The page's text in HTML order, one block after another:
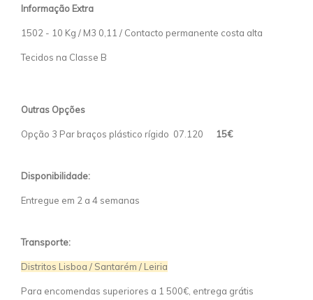
Informação Extra
1502 - 10 Kg / M3 0,11 / Contacto permanente costa alta
Tecidos na Classe B
Outras Opções
Opção 3 Par braços plástico rígido 07.120 15€
Disponibilidade:
Entregue em 2 a 4 semanas
Transporte:
Distritos Lisboa / Santarém / Leiria
Para encomendas superiores a 1 500€, entrega grátis